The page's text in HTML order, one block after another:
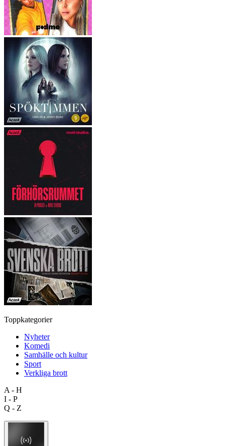
Toppkategorier
Nyheter
Komedi
Samhälle och kultur
Sport
Verkliga brott
A - H
I - P
Q - Z